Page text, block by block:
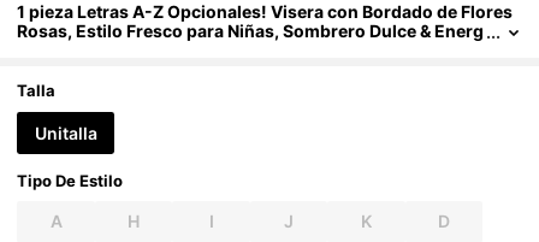
1 pieza Letras A-Z Opcionales! Visera con Bordado de Flores
Rosas, Estilo Fresco para Niñas, Sombrero Dulce & Energ
Talla
Unitalla
Tipo De Estilo
A H I J K D